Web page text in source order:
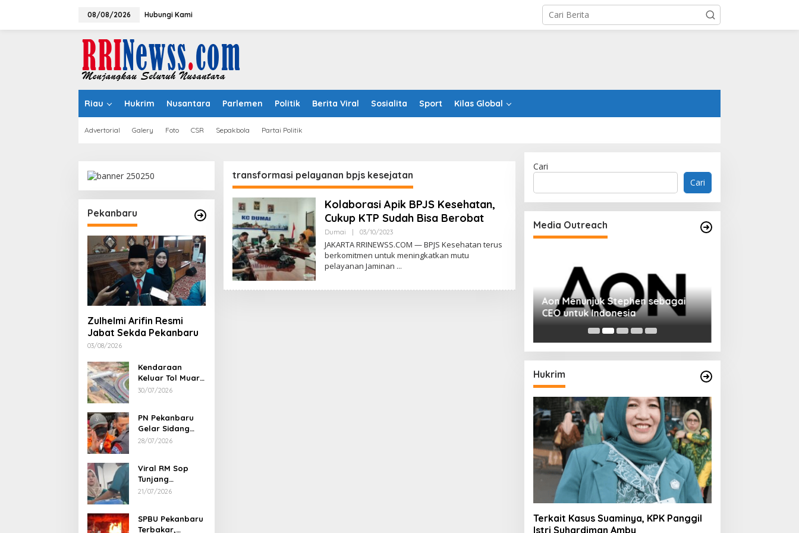
08/08/2026 Hubungi Kami
Riau Hukrim Nusantara Parlemen Politik Berita Viral Sosialita Sport Kilas Global
Advertorial Galery Foto CSR Sepakbola Partai Politik
Pekanbaru
Zulhelmi Arifin Resmi
Jabat Sekda Pekanbaru
03/08/2026
Kendaraan
Keluar Tol Muara
Fajar Dialihkan
30/07/2026
PN Pekanbaru
Gelar Sidang
Putusan Perkara
28/07/2026
Viral RM Sop
Tunjang
Pekanbaru
Pemilik Minta
21/07/2026
SPBU Pekanbaru
Terbakar,
transformasi pelayanan bpjs kesejatan
Kolaborasi Apik BPJS Kesehatan,
Cukup KTP Sudah Bisa Berobat
Dumai 03/10/2023Oleh
JAKARTA RRINEWSS.COM — BPJS Kesehatan terus
berkomitmen untuk meningkatkan mutu
pelayanan Jaminan
Cari
Cari
Media Outreach
Aon Menunjuk Stephen sebagai
CEO untuk Indonesia
Memperluas
Hukrim
Terkait Kasus Suaminya, KPK Panggil
Istri Suhardiman Amby